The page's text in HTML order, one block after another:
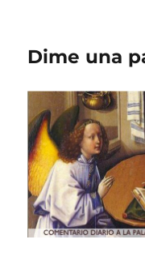
Dime una